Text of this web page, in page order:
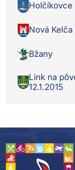
Holčíkovce
Nová Kelča
Bžany
Link na
12.1.2015